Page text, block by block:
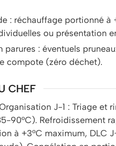
: réchauffage portionné à
ou présentation
parures : éventuels
compote (zéro déchet).
CHEF
J-1 : Triage et
90°C). Refroidissement
à +3°C maximum, DLC